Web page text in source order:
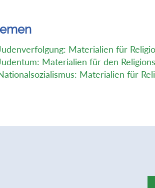
Materialien für
Materialien für den
Materialien für